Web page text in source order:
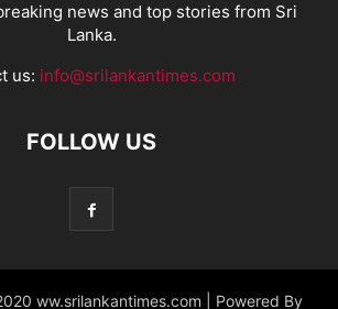
news and top stories from Sri
Lanka.
us: info@srilankantimes.com
FOLLOW US
ww.srilankantimes.com | Powered By